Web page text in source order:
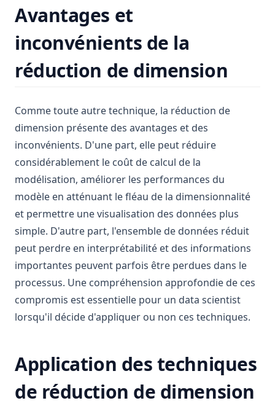
Avantages et
inconvénients de la
réduction de dimension
Comme toute autre technique, la réduction de
dimension présente des avantages et des
inconvénients. D'une part, elle peut réduire
considérablement le coût de calcul de la
modélisation, améliorer les performances du
modèle en atténuant le fléau de la dimensionnalité
et permettre une visualisation des données plus
simple. D'autre part, l'ensemble de données réduit
peut perdre en interprétabilité et des informations
importantes peuvent parfois être perdues dans le
processus. Une compréhension approfondie de ces
compromis est essentielle pour un data scientist
lorsqu'il décide d'appliquer ou non ces techniques.
Application des techniques
de réduction de dimension